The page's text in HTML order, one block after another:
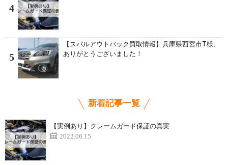
4
5
【スバルアウトバック買取情報】兵庫県西宮市T様、
ありがとうございました！
新着記事一覧
【実例あり】クレームガード保証の真実
2022.06.15